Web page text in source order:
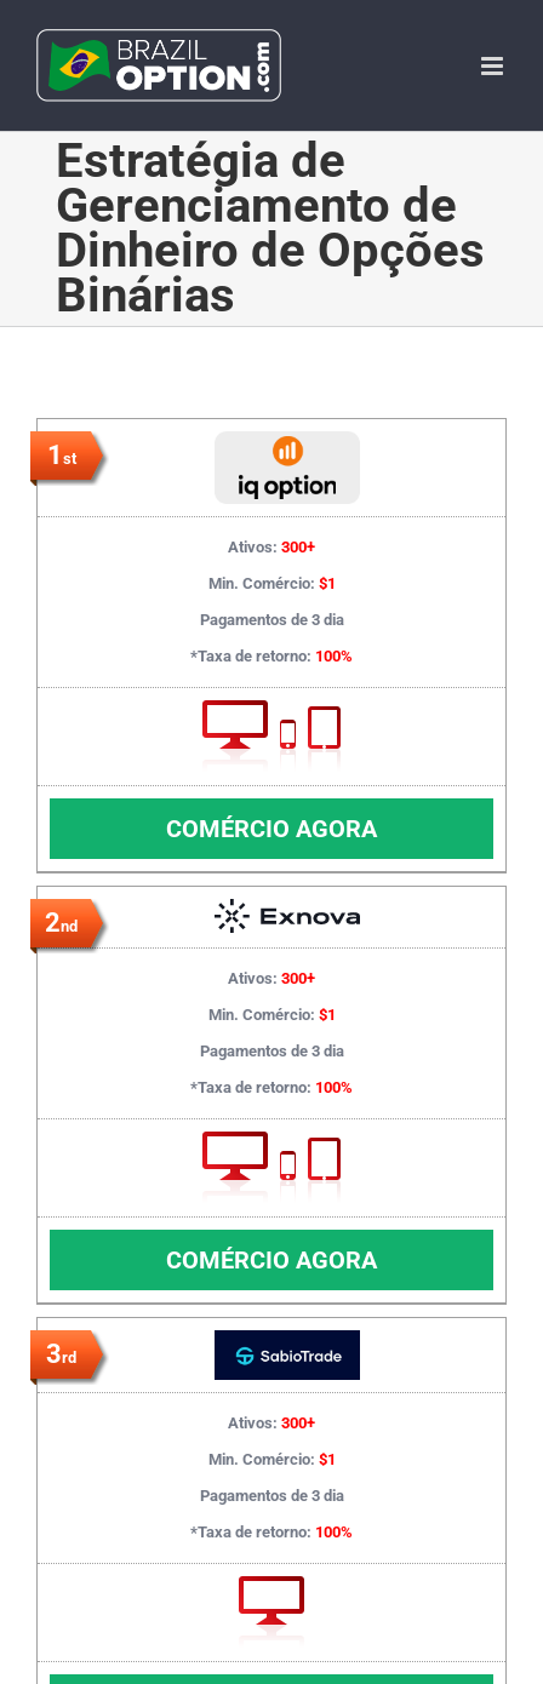
content
Estratégia de
Gerenciamento de
Dinheiro de Opções
Binárias
1st
Ativos: 300+
Min. Comércio: $1
Pagamentos de 3 dia
*Taxa de retorno: 100%
COMÉRCIO AGORA
2nd
Ativos: 300+
Min. Comércio: $1
Pagamentos de 3 dia
*Taxa de retorno: 100%
COMÉRCIO AGORA
3rd
Ativos: 300+
Min. Comércio: $1
Pagamentos de 3 dia
*Taxa de retorno: 100%